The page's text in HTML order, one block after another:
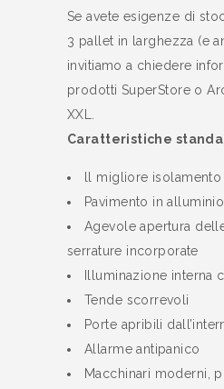
Se avete esigenze di
3 pallet in larghezza (e
invitiamo a chiedere
prodotti SuperStore o
XXL.
Caratteristiche
ll migliore
Pavimento in
Agevole apertura
serrature incorporate
Illuminazione interna
Tende scorrevoli
Porte apribili
Allarme antipanico
Macchinari moderni,